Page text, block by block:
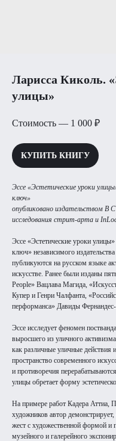
Ларисса Киколь.
улицы»
Стоимость — 1 000 ₽
КУПИТЬ КНИГУ
Эссе «Эстетические уроки
ключ»
опубликовано издательством
исследования стрит-арта и
Эссе «Эстетические уроки
ключ» независимого
публикуются на русском языке
искусстве. Ранее были изданы
People» Вацлава Магида,
Купер и Генри Чалфанта,
перформанса» Давиды
Эссе исследует феномен
выросшего из уличного
как различные уличные действия
пространство современного
и противоречия
улицы обретает форму
На примере работ Кадера Аттиа,
художников автор
жест с художественной формой и
музейного и галерейного